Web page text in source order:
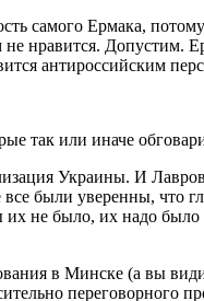
самого Ермака,
нравится.
антироссийским
так или иначе
Украины. И
были уверенны, что
не было, их надо было
в Минске (а вы
переговорного